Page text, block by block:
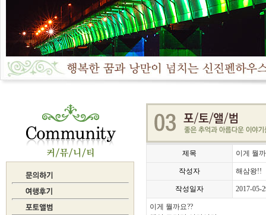
제목 이게 뭘
작성자 해삼왕!!
작성일자 2017-05-
이게 뭘까요??